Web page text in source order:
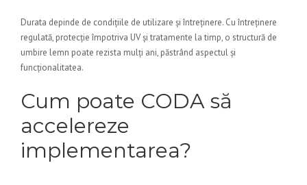
Durata depinde de condițiile de utilizare și întreținere. Cu întreținere
regulată, protecție împotriva UV și tratamente la timp, o structură de
umbire lemn poate rezista mulți ani, păstrând aspectul și
funcționalitatea.
Cum poate CODA să
accelereze
implementarea?